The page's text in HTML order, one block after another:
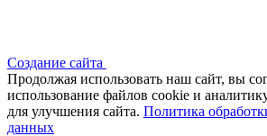
Создание сайта
Продолжая использовать наш сайт, вы
использование файлов сооkіе и
для улучшения сайта. Политика
данных